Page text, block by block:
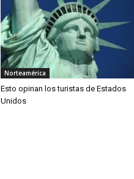
Norteamérica
Esto opinan los turistas de Estados
Unidos